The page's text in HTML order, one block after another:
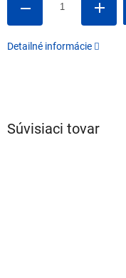
Detailné informácie
Súvisiaci tovar